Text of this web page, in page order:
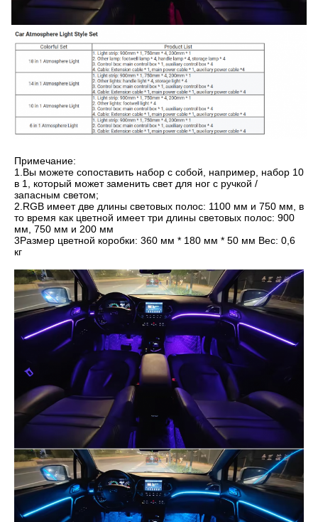
Примечание:
1.Вы можете сопоставить набор с собой, например, набор 10
в 1, который может заменить свет для ног с ручкой /
запасным светом;
2.RGB имеет две длины световых полос: 1100 мм и 750 мм, в
то время как цветной имеет три длины световых полос: 900
мм, 750 мм и 200 мм
3Размер цветной коробки: 360 мм * 180 мм * 50 мм Вес: 0,6
кг